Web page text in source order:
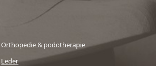
Orthopedie & podotherapie
Leder